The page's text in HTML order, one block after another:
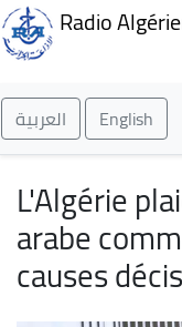
Radio
العربية English
L'Algérie
arabe
causes